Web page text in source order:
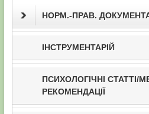
НОРМ.-ПРАВ.
ІНСТРУМЕНТАРІЙ
ПСИХОЛОГІЧНІ СТАТТІ/
РЕКОМЕНДАЦІЇ